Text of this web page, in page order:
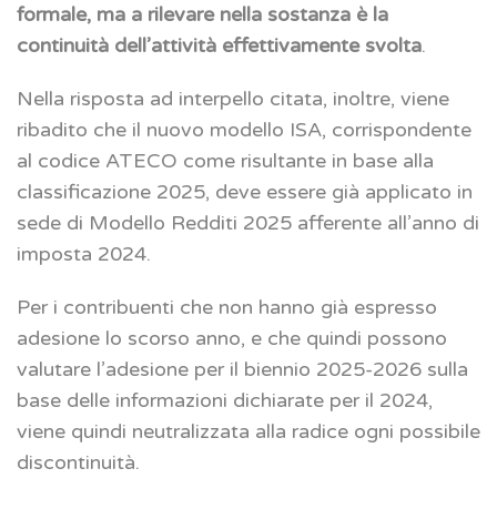
formale, ma a rilevare nella sostanza è la
continuità dell’attività effettivamente svolta.
Nella risposta ad interpello citata, inoltre, viene
ribadito che il nuovo modello ISA, corrispondente
al codice ATECO come risultante in base alla
classificazione 2025, deve essere già applicato in
sede di Modello Redditi 2025 afferente all’anno di
imposta 2024.
Per i contribuenti che non hanno già espresso
adesione lo scorso anno, e che quindi possono
valutare l’adesione per il biennio 2025-2026 sulla
base delle informazioni dichiarate per il 2024,
viene quindi neutralizzata alla radice ogni possibile
discontinuità.